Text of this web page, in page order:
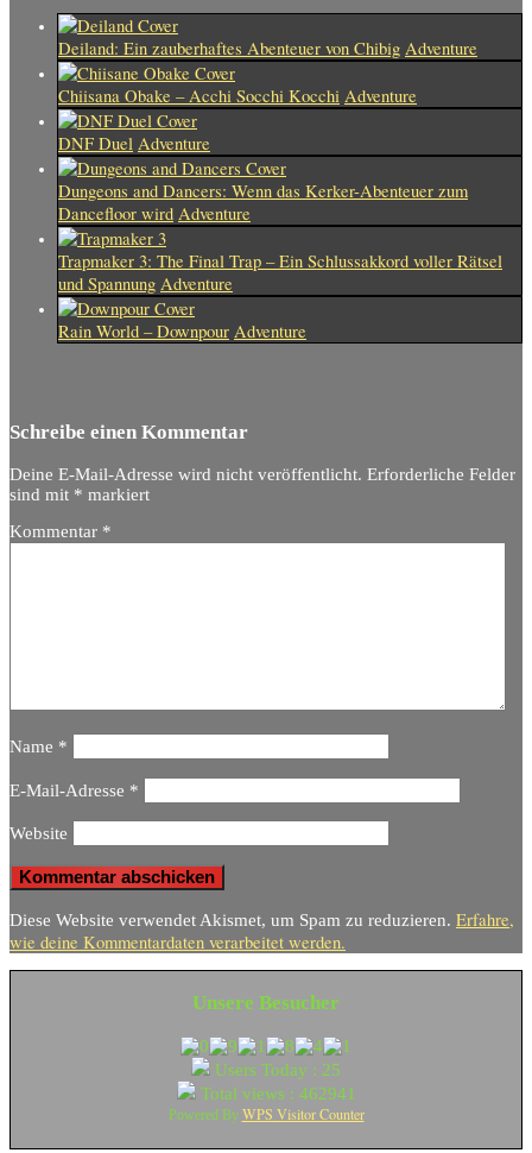
Deiland: Ein zauberhaftes Abenteuer von Chibig Adventure
Chiisana Obake – Acchi Socchi Kocchi Adventure
DNF Duel Adventure
Dungeons and Dancers: Wenn das Kerker-Abenteuer zum
Dancefloor wird Adventure
Trapmaker 3: The Final Trap – Ein Schlussakkord voller Rätsel
und Spannung Adventure
Rain World – Downpour Adventure
Schreibe einen Kommentar
Deine E-Mail-Adresse wird nicht veröffentlicht. Erforderliche Felder
sind mit * markiert
Kommentar *
Name *
E-Mail-Adresse *
Website
Diese Website verwendet Akismet, um Spam zu reduzieren. Erfahre,
wie deine Kommentardaten verarbeitet werden.
Unsere Besucher
Users Today : 25
Total views : 462941
Powered By WPS Visitor Counter